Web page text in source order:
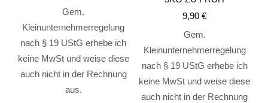
Gem.
Kleinunternehmerregelung
nach § 19 UStG erhebe ich
keine MwSt und weise diese
auch nicht in der Rechnung
aus.
9,90€
Gem.
Kleinunternehmerregelung
nach § 19 UStG erhebe ich
keine MwSt und weise diese
auch nicht in der Rechnung